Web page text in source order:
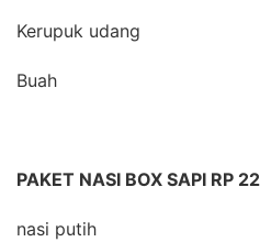
Kerupuk udang
Buah
PAKET NASI BOX SAPI RP
nasi putih